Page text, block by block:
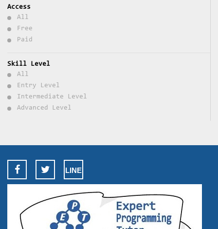
Access
All
Free
Paid
Skill Level
All
Entry Level
Intermediate Level
Advanced Level
LINE